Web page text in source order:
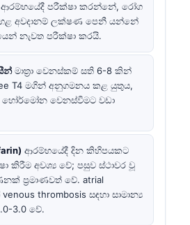
ආරම්භයේදී පරීක්ෂා කරන්නේ, රෝග
අවදානම් ලක්ෂණ පෙනී යන්නේ
නැවත පරීක්ෂා කරයි.
මාත්‍රා වෙනස්කම් සති 6-8 කින්
T4 මගින් අනුගමනය කළ යුතුය,
හෝර්මෝන වෙනස්වීමට වඩා
ආරම්භයේදී දින කිහිපයකට
කිරීම අවශ්‍ය වේ; පසුව ස්ථාවර වූ
ප්‍රමාණවත් වේ. atrial
thrombosis සඳහා සාමාන්‍ය
3.0 වේ.